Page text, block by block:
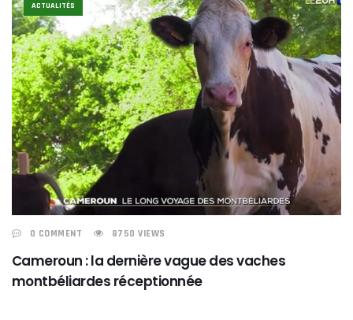
ACTUALITÉS
0 COMMENT 8750 VIEWS
Cameroun : la dernière vague des vaches
montbéliardes réceptionnée